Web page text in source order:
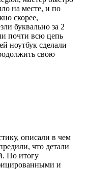
на месте, и по
скорее,
буквально за 2
почти всю цепь
ноутбук сделали
свою
описали в чем
что детали
По итогу
и